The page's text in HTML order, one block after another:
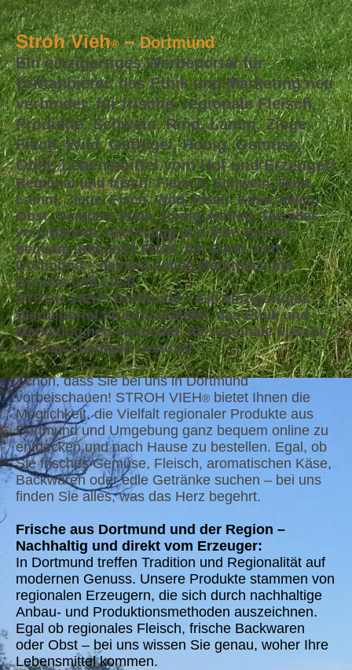
Stroh Vieh®–Dortmund
Ein einzigartiges Werbeportal für
Drittanbieter, das Ethik und Marketing neu
verbindet, für frische, regionale Fleisch,
Produkte, Schwein, Rind, Lamm, Ziege,
Fisch, Wild, Geflügel, Honig, Gemüse,
Obst, Lebensmittel vom Hof und Erzeuger!
Regional und frisch! Fleisch, Schwein, Rind,
Lamm, Ziege, Fisch, Wild, Fisch, Käse, Milch,
Obst, Gemüse, Wein, Honig, Kaffee, Tee alles
vom Bauern, nachhaltig und fein! Bestell
bequem und ohne Frust, bei Stroh Vieh
Dortmund – deinem online Marktplatz mit
Genuss und Lust!
STROH VIEH®Dortmund – Ein einzigartiges
Werbeportal für Drittanbieter, das Ethik und
Marketing neu verbindet, für regionale Frische
und nachhaltigen Genuss!
Schön, dass Sie bei uns in Dortmund
vorbeischauen! STROH VIEH® bietet Ihnen die
Möglichkeit, die Vielfalt regionaler Produkte aus
Dortmund und Umgebung ganz bequem online zu
entdecken und nach Hause zu bestellen. Egal, ob
Sie frisches Gemüse, Fleisch, aromatischen Käse,
Backwaren oder edle Getränke suchen – bei uns
finden Sie alles, was das Herz begehrt.
Frische aus Dortmund und der Region –
Nachhaltig und direkt vom Erzeuger:
In Dortmund treffen Tradition und Regionalität auf
modernen Genuss. Unsere Produkte stammen von
regionalen Erzeugern, die sich durch nachhaltige
Anbau- und Produktionsmethoden auszeichnen.
Egal ob regionales Fleisch, frische Backwaren
oder Obst – bei uns wissen Sie genau, woher Ihre
Lebensmittel kommen.